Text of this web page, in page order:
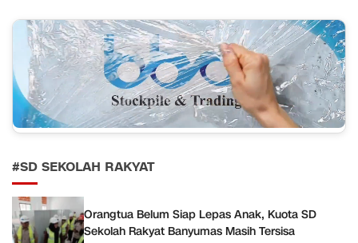
#SD SEKOLAH RAKYAT
Orangtua Belum Siap Lepas Anak, Kuota SD
Sekolah Rakyat Banyumas Masih Tersisa